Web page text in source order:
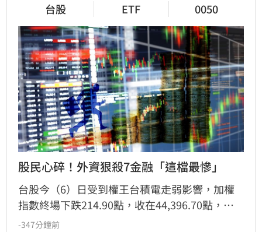
台股 ETF 0050
股民心碎！外資狠殺7金融「這檔最慘」
台股今（6）日受到權王台積電走弱影響，加權
指數終場下跌214.90點，收在44,396.70點，跌
幅0.48%。外資相較昨天狂買903億，今天買超
-347分鐘前